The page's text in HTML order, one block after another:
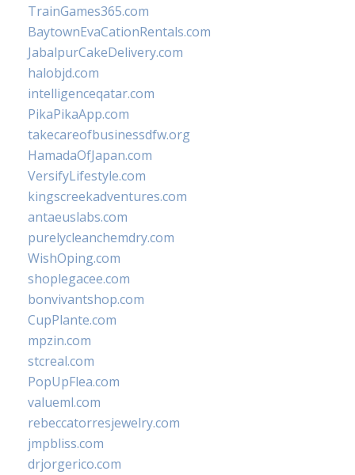
TrainGames365.com
BaytownEvaCationRentals.com
JabalpurCakeDelivery.com
halobjd.com
intelligenceqatar.com
PikaPikaApp.com
takecareofbusinessdfw.org
HamadaOfJapan.com
VersifyLifestyle.com
kingscreekadventures.com
antaeuslabs.com
purelycleanchemdry.com
WishOping.com
shoplegacee.com
bonvivantshop.com
CupPlante.com
mpzin.com
stcreal.com
PopUpFlea.com
valueml.com
rebeccatorresjewelry.com
jmpbliss.com
drjorgerico.com